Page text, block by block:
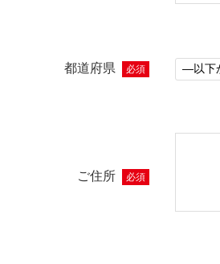
都道府県 必須
ご住所 必須